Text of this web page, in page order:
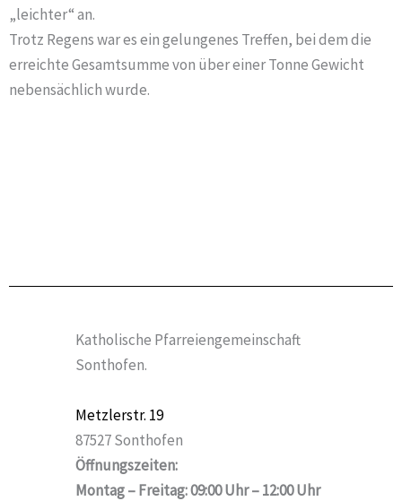
„leichter“ an.
Trotz Regens war es ein gelungenes Treffen, bei dem die
erreichte Gesamtsumme von über einer Tonne Gewicht
nebensächlich wurde.
Katholische Pfarreiengemeinschaft
Sonthofen.
Metzlerstr. 19
87527 Sonthofen
Öffnungszeiten:
Montag – Freitag: 09:00 Uhr – 12:00 Uhr